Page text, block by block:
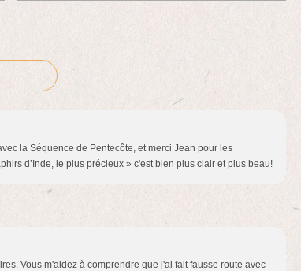
la Séquence de Pentecôte, et merci Jean pour les
d’Inde, le plus précieux » c'est bien plus clair et plus beau!
Vous m'aidez à comprendre que j'ai fait fausse route avec